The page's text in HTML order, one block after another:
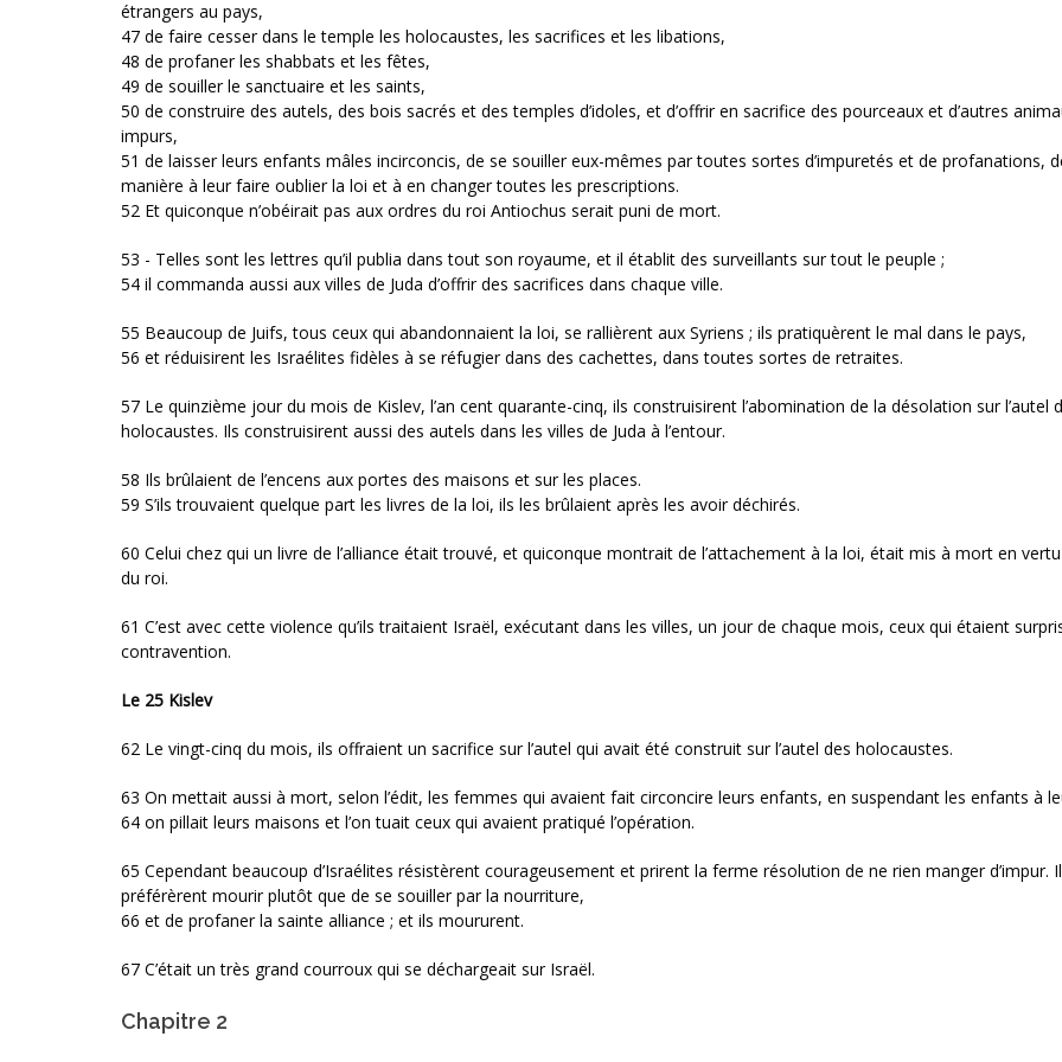
étrangers au pays,
47 de faire cesser dans le temple les holocaustes, les sacrifices et les libations,
48 de profaner les shabbats et les fêtes,
49 de souiller le sanctuaire et les saints,
50 de construire des autels, des bois sacrés et des temples d’idoles, et d’offrir en sacrifice des pourceaux et d’autres
impurs,
51 de laisser leurs enfants mâles incirconcis, de se souiller eux-mêmes par toutes sortes d’impuretés et de profanations,
manière à leur faire oublier la loi et à en changer toutes les prescriptions.
52 Et quiconque n’obéirait pas aux ordres du roi Antiochus serait puni de mort.
53 - Telles sont les lettres qu’il publia dans tout son royaume, et il établit des surveillants sur tout le peuple ;
54 il commanda aussi aux villes de Juda d’offrir des sacrifices dans chaque ville.
55 Beaucoup de Juifs, tous ceux qui abandonnaient la loi, se rallièrent aux Syriens ; ils pratiquèrent le mal dans le pays,
56 et réduisirent les Israélites fidèles à se réfugier dans des cachettes, dans toutes sortes de retraites.
57 Le quinzième jour du mois de Kislev, l’an cent quarante-cinq, ils construisirent l’abomination de la désolation sur l’autel
holocaustes. Ils construisirent aussi des autels dans les villes de Juda à l’entour.
58 Ils brûlaient de l’encens aux portes des maisons et sur les places.
59 S’ils trouvaient quelque part les livres de la loi, ils les brûlaient après les avoir déchirés.
60 Celui chez qui un livre de l’alliance était trouvé, et quiconque montrait de l’attachement à la loi, était mis à mort en vertu
du roi.
61 C’est avec cette violence qu’ils traitaient Israël, exécutant dans les villes, un jour de chaque mois, ceux qui étaient
contravention.
Le 25 Kislev
62 Le vingt-cinq du mois, ils offraient un sacrifice sur l’autel qui avait été construit sur l’autel des holocaustes.
63 On mettait aussi à mort, selon l’édit, les femmes qui avaient fait circoncire leurs enfants, en suspendant les enfants à
64 on pillait leurs maisons et l’on tuait ceux qui avaient pratiqué l’opération.
65 Cependant beaucoup d’Israélites résistèrent courageusement et prirent la ferme résolution de ne rien manger d’impur.
préférèrent mourir plutôt que de se souiller par la nourriture,
66 et de profaner la sainte alliance ; et ils moururent.
67 C’était un très grand courroux qui se déchargeait sur Israël.
Chapitre 2